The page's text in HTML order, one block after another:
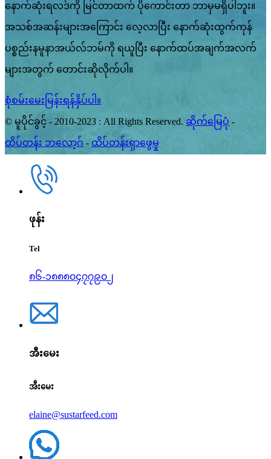
နောက်ဆုံးရလဒ်ကို မြင်တာထက် ပိုကောင်းတာ ဘာမှမရှိပါဘူး။
အသစ်အဆန်းများအကြောင်း လေ့လာပြီး နောက်ဆုံးထွက်ကုန်
ပစ္စည်းနမူနာအယ်လ်ဘမ်ကို ရယူပြီး နောက်ထပ်အချက်အလက်
များအတွက် တောင်းဆိုလိုက်ပါ။
စုံစမ်းမေးမြန်းရန်နှိပ်ပါ။
© မူပိုင်ခွင့် - 2010-2023 : All Rights Reserved. ဆိုက်မြေပုံ -
ထိပ်တန်း ဘလော့ဂ် - ထိပ်တန်းရှာဖွေမှု
ဖုန်း
Tel
၈၆-၁၈၈၈၀၄၇၇၉၀၂
အီးမေး
အီးမေး
elaine@sustarfeed.com